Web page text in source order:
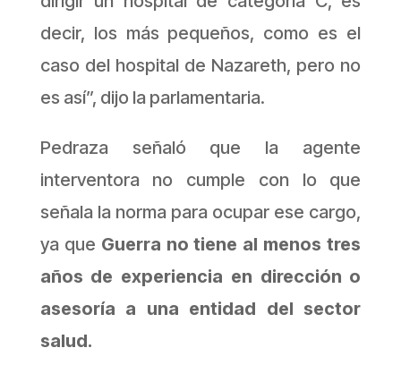
decir, los más pequeños, como es el
caso del hospital de Nazareth, pero no
es así”, dijo la parlamentaria.
Pedraza señaló que la agente
interventora no cumple con lo que
señala la norma para ocupar ese cargo,
ya que Guerra no tiene al menos tres
años de experiencia en dirección o
asesoría a una entidad del sector
salud.